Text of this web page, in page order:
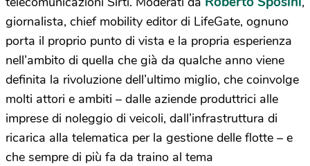
giornalista, chief mobility editor di LifeGate, ognuno
porta il proprio punto di vista e la propria esperienza
nell’ambito di quella che già da qualche anno viene
definita la rivoluzione dell’ultimo miglio, che coinvolge
molti attori e ambiti – dalle aziende produttrici alle
imprese di noleggio di veicoli, dall’infrastruttura di
ricarica alla telematica per la gestione delle flotte – e
che sempre di più fa da traino al tema